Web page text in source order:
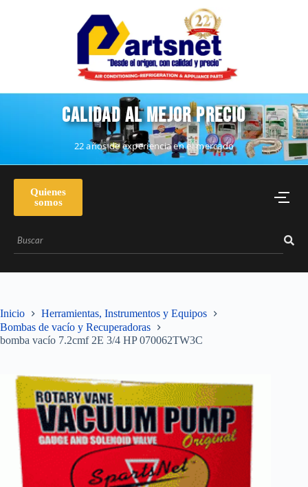
CALIDAD AL MEJOR PRECIO
22 años de experiencia en el mercado
Quienes
somos
Inicio
Herramientas, Instrumentos y Equipos
Bombas de vacío y Recuperadoras
bomba vacío 7.2cmf 2E 3/4 HP 070062TW3C